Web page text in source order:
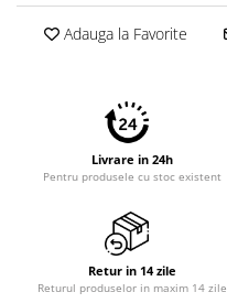
Accesorii laptop
Mini PC AI
Accesorii Printing
Desktop PC
Workstation
Adauga la Favorite
Livrare in 24h
Pentru produsele cu stoc existent
Retur in 14 zile
Returul produselor in maxim 14 zile